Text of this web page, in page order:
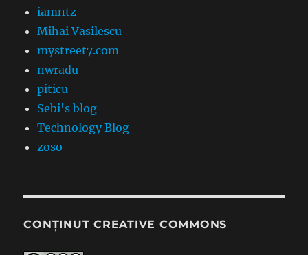
iamntz
Mihai Vasilescu
mystreet7.com
nwradu
piticu
Sebi's blog
Technology Blog
zoso
CONȚINUT CREATIVE COMMONS